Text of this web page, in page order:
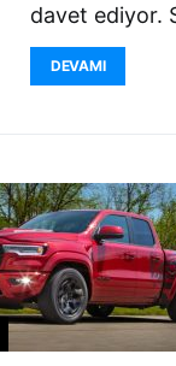
davet ediyor.
DEVAMI